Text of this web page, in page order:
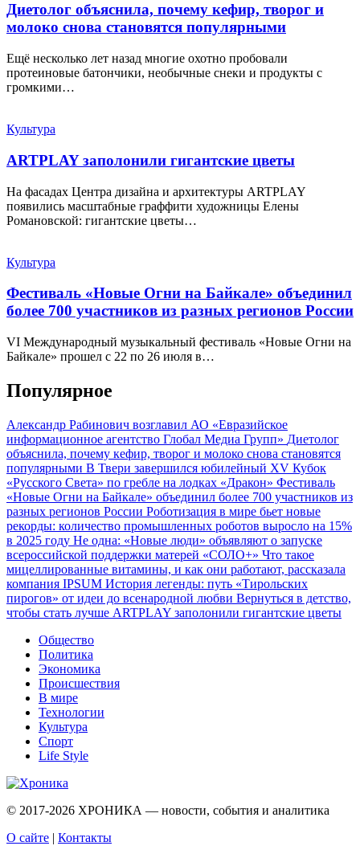
Диетолог объяснила, почему кефир, творог и
молоко снова становятся популярными
Ещё несколько лет назад многие охотно пробовали
протеиновые батончики, необычные снеки и продукты с
громкими…
Культура
ARTPLAY заполонили гигантские цветы
На фасадах Центра дизайна и архитектуры ARTPLAY
появились масштабные граффити художницы Елены
Романовской: гигантские цветы…
Культура
Фестиваль «Новые Огни на Байкале» объединил
более 700 участников из разных регионов России
VI Международный музыкальный фестиваль «Новые Огни на
Байкале» прошел с 22 по 26 июля в…
Популярное
Александр Рабинович возглавил АО «Евразийское
информационное агентство Глобал Медиа Групп» Диетолог
объяснила, почему кефир, творог и молоко снова становятся
популярными В Твери завершился юбилейный XV Кубок
«Русского Света» по гребле на лодках «Дракон» Фестиваль
«Новые Огни на Байкале» объединил более 700 участников из
разных регионов России Роботизация в мире бьет новые
рекорды: количество промышленных роботов выросло на 15%
в 2025 году Не одна: «Новые люди» объявляют о запуске
всероссийской поддержки матерей «СОЛО+» Что такое
мицеллированные витамины, и как они работают, рассказала
компания IPSUM История легенды: путь «Тирольских
пирогов» от идеи до всенародной любви Вернуться в детство,
чтобы стать лучше ARTPLAY заполонили гигантские цветы
Общество
Политика
Экономика
Происшествия
В мире
Технологии
Культура
Спорт
Life Style
© 2017-2026 ХРОНИКА — новости, события и аналитика
О сайте | Контакты